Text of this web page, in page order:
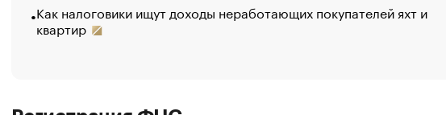
Как налоговики ищут доходы неработающих покупателей яхт и
квартир